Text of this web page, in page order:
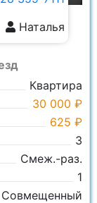
Квартира
30 000 ₽
625 ₽
3
Смеж.-раз.
1
Совмещенный
Наталья